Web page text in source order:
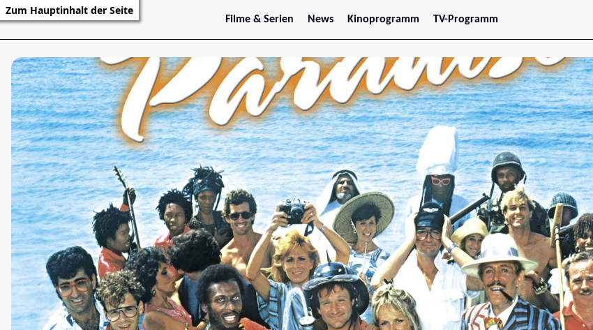
Zum Hauptinhalt der Seite
Filme & Serien
Trailer
Filmarchiv
Serienarchiv
News
Stars
Kinoprogramm
Jetzt im Kino
Wien
Niederösterreich
Oberösterreich
Steiermark
Burgenland
Kärnten
Salzburg
Tirol
Vorarlberg
TV-Programm